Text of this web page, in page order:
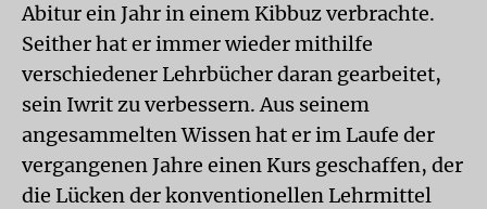
Abitur ein Jahr in einem Kibbuz verbrachte.
Seither hat er immer wieder mithilfe
verschiedener Lehrbücher daran gearbeitet,
sein Iwrit zu verbessern. Aus seinem
angesammelten Wissen hat er im Laufe der
vergangenen Jahre einen Kurs geschaffen, der
die Lücken der konventionellen Lehrmittel